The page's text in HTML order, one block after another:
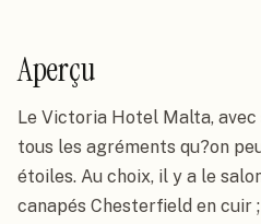
Aperçu
Le Victoria Hotel Malta,
tous les agréments qu?on
étoiles. Au choix, il y a le
canapés Chesterfield en cuir